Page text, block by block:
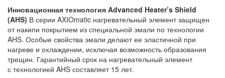
Инновационная технология Advanced Heater’s Shield
(AHS) В серии AXIOmatic нагревательный элемент защищен
от накипи покрытием из специальной эмали по технологии
AHS. Особые свойства эмали делают ее эластичной при
нагреве и охлаждении, исключая возможность образования
трещин. Гарантийный срок на нагревательный элемент
с технологией AHS составляет 15 лет.